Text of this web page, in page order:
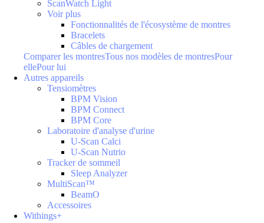
ScanWatch Light
Voir plus
Fonctionnalités de l'écosystème de montres
Bracelets
Câbles de chargement
Comparer les montresTous nos modèles de montresPour
ellePour lui
Autres appareils
Tensiomètres
BPM Vision
BPM Connect
BPM Core
Laboratoire d'analyse d'urine
U-Scan Calci
U-Scan Nutrio
Tracker de sommeil
Sleep Analyzer
MultiScan™
BeamO
Accessoires
Withings+